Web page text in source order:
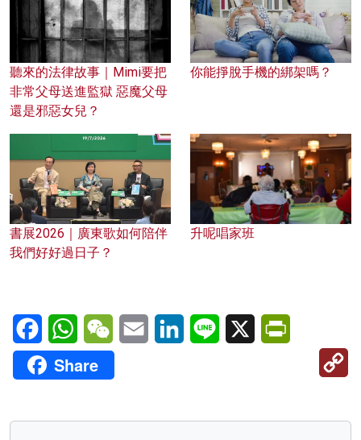
聽來的法律故事｜Mimi要把
非常父母送進監獄 惡魔父母
還是邪惡女兒？
你能掙脫手機的綁架嗎？
書展2026｜廣東歌如何陪伴
我們好好過日子？
升呢唱家班
FacebookWhatsAppWeChatEmail LinkedInLine X
Share